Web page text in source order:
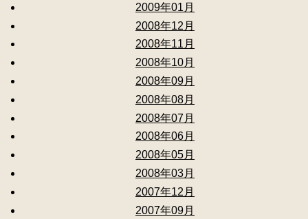
2009年01月
2008年12月
2008年11月
2008年10月
2008年09月
2008年08月
2008年07月
2008年06月
2008年05月
2008年03月
2007年12月
2007年09月